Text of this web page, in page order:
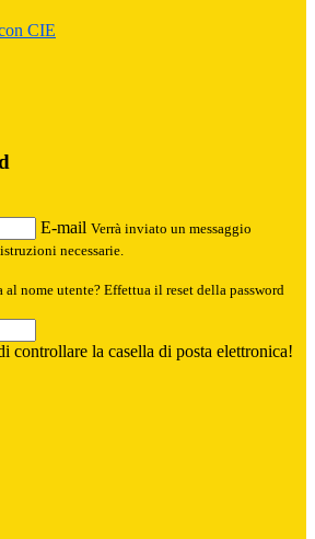
CIE
E-mail Verrà inviato un messaggio
necessarie.
al nome utente? Effettua il reset della password
controllare la casella di posta elettronica!